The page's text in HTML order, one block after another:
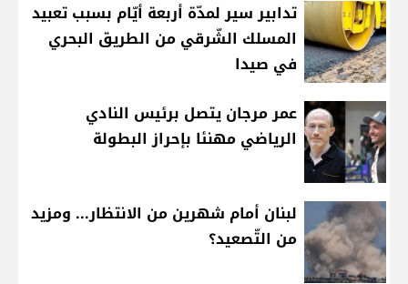
تدابير سير لمدّة أربعة أيّام بسبب تعبيد
المسلك الشّرقي من الطريق البحري
في صيدا
عمر مرجان يتصل برئيس النادي
الرياضي مهنئا بإحراز البطولة
لبنان أمام شهرين من الانتظار... ومزيد
من التّصعيد؟